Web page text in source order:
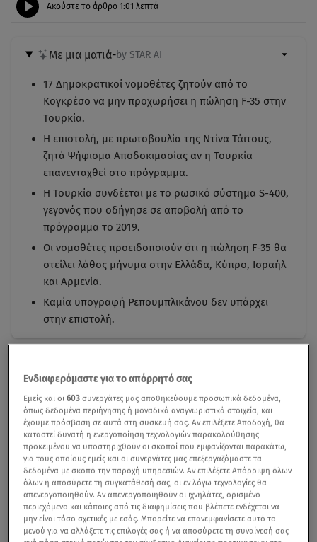
Ακούστε το άρθρο 1:01 λεπτά
Με μια ματιά-by STAR AI
17 Δημοκρατικοί νομοθέτες ζητούν από το
Κογκρέσο να μην προχωρήσει η πώληση F-35 στην
Τουρκία.
Η επιστολή, με πρωτοβουλία της Ντίνα Τάιτους,
ζητά Ψήφισμα Αποδοκιμασίας αν η Τουρκία
επανενταχθεί στο πρόγραμμα.
Η Τουρκία συνδέεται με το ρωσικό σύστημα S-400,
γεγονός που οδήγησε σε αποβολή από το
πρόγραμμα το 2019.
Οι νομοθέτες προειδοποιούν ότι η πώληση F-35 θα
στείλει λάθος μήνυμα στην Ελλάδα, Κύπρο, Ισραήλ
και Αρμενία.
Καμία υπογραφή Ρεπουμπλικάνου δεν υπάρχει
στην επιστολή.
Ενδιαφερόμαστε για το απόρρητό σας
Εμείς και οι603 συνεργάτες μας αποθηκεύουμε προσωπικά δεδομένα,
όπως δεδομένα περιήγησης ή μοναδικά αναγνωριστικά στοιχεία, και
έχουμε πρόσβαση σε αυτά στη συσκευή σας. Αν επιλέξετε Αποδοχή, θα
καταστεί δυνατή η ενεργοποίηση τεχνολογιών παρακολούθησης
προκειμένου να υποστηριχθούν οι σκοποί που εμφανίζονται παρακάτω,
για τους οποίους εμείς και οι συνεργάτες μας επεξεργαζόμαστε τα
δεδομένα με σκοπό την παροχή υπηρεσιών. Αν επιλέξετε Απόρριψη όλων
όλων ή αποσύρετε τη συγκατάθεσή σας, οι εν λόγω τεχνολογίες θα
απενεργοποιηθούν. Αν απενεργοποιηθούν οι ιχνηλάτες, ορισμένο
περιεχόμενο και κάποιες από τις διαφημίσεις που βλέπετε ενδέχεται να
μην είναι τόσο σχετικές με εσάς. Μπορείτε να επανεμφανίσετε αυτό το
μενού για να αλλάξετε τις επιλογές σας ή να αποσύρετε τη συναίνεσή σας